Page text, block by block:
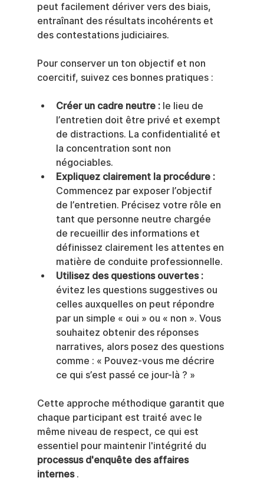
peut facilement dériver vers des biais,
entraînant des résultats incohérents et
des contestations judiciaires.
Pour conserver un ton objectif et non
coercitif, suivez ces bonnes pratiques :
Créer un cadre neutre : le lieu de
l’entretien doit être privé et exempt
de distractions. La confidentialité et
la concentration sont non
négociables.
Expliquez clairement la procédure :
Commencez par exposer l’objectif
de l’entretien. Précisez votre rôle en
tant que personne neutre chargée
de recueillir des informations et
définissez clairement les attentes en
matière de conduite professionnelle.
Utilisez des questions ouvertes :
évitez les questions suggestives ou
celles auxquelles on peut répondre
par un simple « oui » ou « non ». Vous
souhaitez obtenir des réponses
narratives, alors posez des questions
comme : « Pouvez-vous me décrire
ce qui s’est passé ce jour-là ? »
Cette approche méthodique garantit que
chaque participant est traité avec le
même niveau de respect, ce qui est
essentiel pour maintenir l'intégrité du
processus d'enquête des affaires
internes .